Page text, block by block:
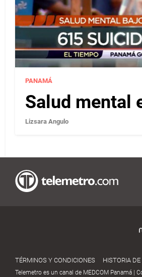
PANAMÁ
Salud mental
Lizsara Angulo
TÉRMINOS Y CONDICIONES HISTORIA
Telemetro es un canal de MEDCOM Panamá |